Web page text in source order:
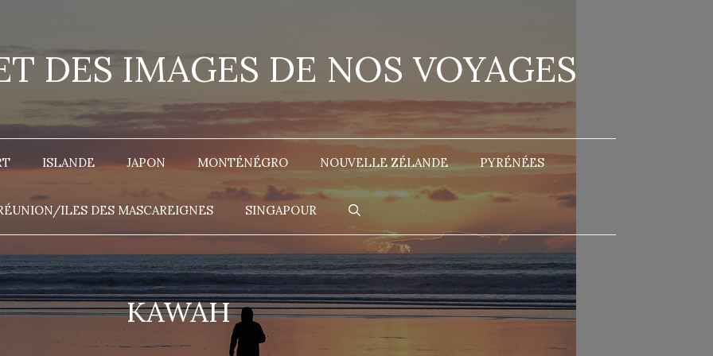
DES IMAGES DE NOS VOYAGES
ISLANDE JAPON MONTÉNÉGRO NOUVELLE ZÉLANDE PYRÉNÉES
ILES DES MASCAREIGNES SINGAPOUR
KAWAH